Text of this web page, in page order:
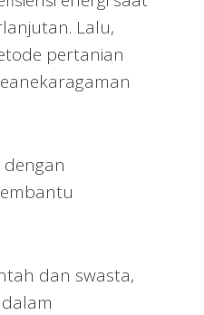
Lalu,
pertanian
dengan
dan swasta,